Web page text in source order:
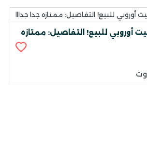
أوروبي للبيع! التفاصيل: ممتازه